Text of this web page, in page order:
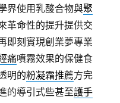
界使用乳酸合物與聚
革命性的提升提供交
即刻實現創業夢專業
痛噴霧效果的保健食
明的粉凝霜推薦方完
的導引式些甚至護手